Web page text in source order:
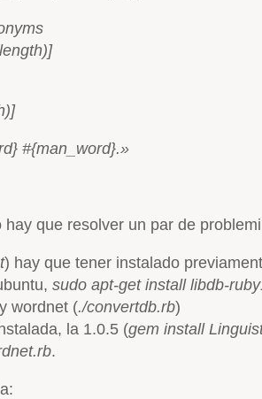
#{man_word}.»
que resolver un par de
) hay que tener instalado
sudo apt-get install libdb-
wordnet (./convertdb.rb)
la 1.0.5 (gem install
.